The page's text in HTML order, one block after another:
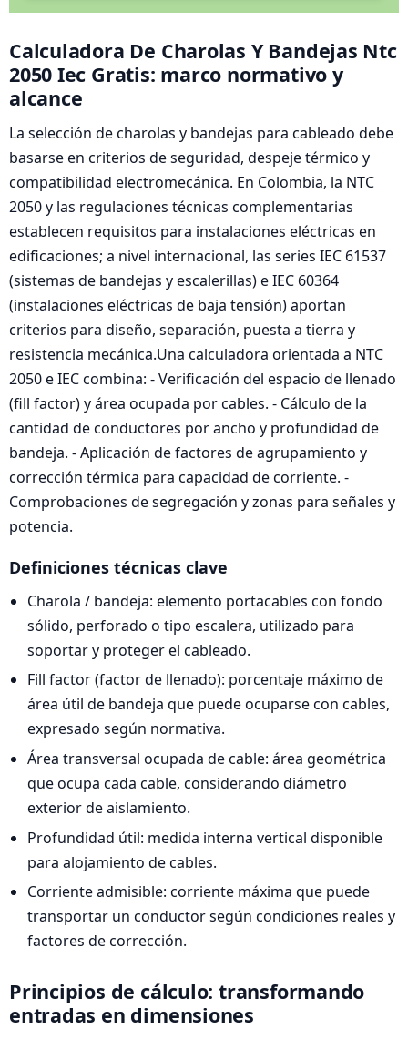
Calculadora De Charolas Y Bandejas Ntc
2050 Iec Gratis: marco normativo y
alcance
La selección de charolas y bandejas para cableado debe
basarse en criterios de seguridad, despeje térmico y
compatibilidad electromecánica. En Colombia, la NTC
2050 y las regulaciones técnicas complementarias
establecen requisitos para instalaciones eléctricas en
edificaciones; a nivel internacional, las series IEC 61537
(sistemas de bandejas y escalerillas) e IEC 60364
(instalaciones eléctricas de baja tensión) aportan
criterios para diseño, separación, puesta a tierra y
resistencia mecánica.Una calculadora orientada a NTC
2050 e IEC combina: - Verificación del espacio de llenado
(fill factor) y área ocupada por cables. - Cálculo de la
cantidad de conductores por ancho y profundidad de
bandeja. - Aplicación de factores de agrupamiento y
corrección térmica para capacidad de corriente. -
Comprobaciones de segregación y zonas para señales y
potencia.
Definiciones técnicas clave
Charola / bandeja: elemento portacables con fondo
sólido, perforado o tipo escalera, utilizado para
soportar y proteger el cableado.
Fill factor (factor de llenado): porcentaje máximo de
área útil de bandeja que puede ocuparse con cables,
expresado según normativa.
Área transversal ocupada de cable: área geométrica
que ocupa cada cable, considerando diámetro
exterior de aislamiento.
Profundidad útil: medida interna vertical disponible
para alojamiento de cables.
Corriente admisible: corriente máxima que puede
transportar un conductor según condiciones reales y
factores de corrección.
Principios de cálculo: transformando
entradas en dimensiones